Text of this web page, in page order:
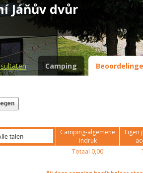
Jáňův dvůr
Camping
Camping-algemene
indruk
Eigen
Totaal 0,00